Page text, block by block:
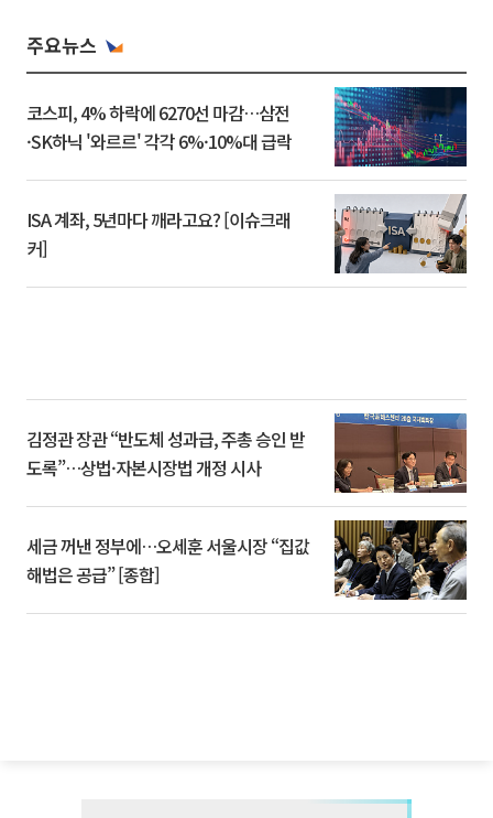
주요뉴스
코스피, 4% 하락에 6270선 마감…삼전
·SK하닉 '와르르' 각각 6%·10%대 급락
ISA 계좌, 5년마다 깨라고요? [이슈크래
커]
김정관 장관 “반도체 성과급, 주총 승인 받
도록”…상법·자본시장법 개정 시사
세금 꺼낸 정부에…오세훈 서울시장 “집값
해법은 공급” [종합]